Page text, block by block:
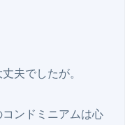
夫でしたが。
ンドミニアムは心